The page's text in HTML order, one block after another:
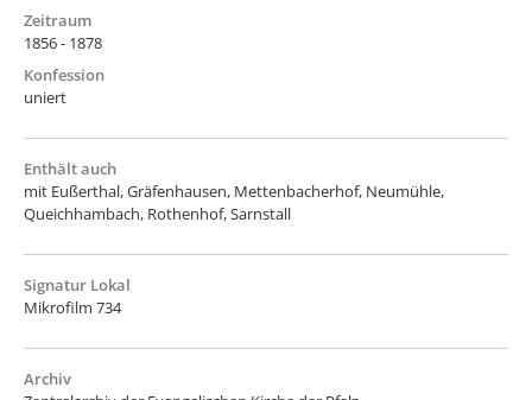
Zeitraum
1856 - 1878
Konfession
uniert
Enthält auch
mit Eußerthal, Gräfenhausen, Mettenbacherhof, Neumühle,
Queichhambach, Rothenhof, Sarnstall
Signatur Lokal
Mikrofilm 734
Archiv